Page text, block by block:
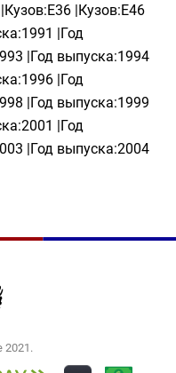
|Кузов:E46
|Год
|Год выпуска:1994
|Год
|Год выпуска:1999
|Год
|Год выпуска:2004
2021.